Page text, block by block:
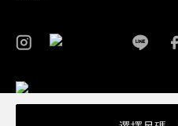
條款及細則